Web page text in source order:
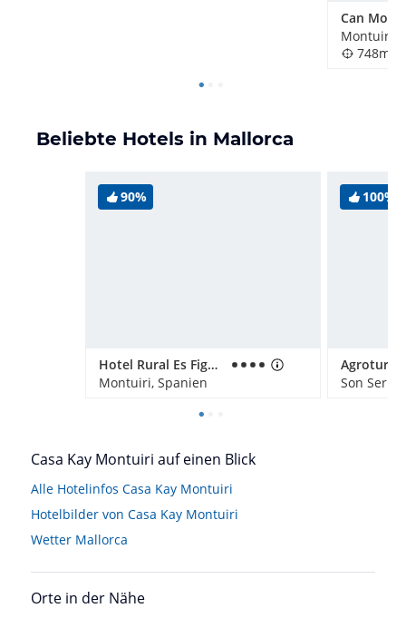
Montuiri,
748m
Beliebte Hotels in Mallorca
90%
Hotel Rural Es Figueral Nou
Montuiri, Spanien
100%
Son Serra
Casa Kay Montuiri auf einen Blick
Alle Hotelinfos Casa Kay Montuiri
Hotelbilder von Casa Kay Montuiri
Wetter Mallorca
Orte in der Nähe